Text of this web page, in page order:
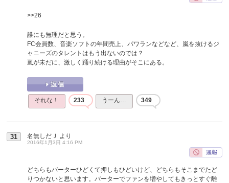
>>26
誰にも無理だと思う。
FC会員数、音楽ソフトの年間売上、パワランなどなど、嵐を抜けるジ
ャニーズのタレントはもう出ないのでは？
嵐が未だに、激しく踊り続ける理由がそこにある。
それな！ 233 うーん… 349
31 名無しだＪ より
2016年1月3日 4:16 PM
どちらもバーターひどくて押しもひどいけど、どちらもそこまでたど
りつかないと思います。バーターでファンを増やしてもきっとすぐ離